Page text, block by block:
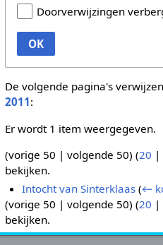
Doorverwijzingen
OK
De volgende pagina's
2011:
Er wordt 1 item weergegeven.
(vorige 50 | volgende 50) (20 |
bekijken.
Intocht van Sinterklaas (←
(vorige 50 | volgende 50) (20 |
bekijken.